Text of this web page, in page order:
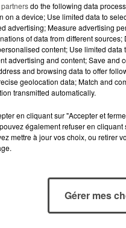
pollution. Elles
devraient être
aussi y avoir des
do the following data
on a device; Use limited data to
advertising; Measure advertising
of data from different
content; Use limited
advertising and content; Save and
and browsing data to offer
geolocation data; Match and
transmitted automatically.
en cliquant sur "Accepter et
également refuser en
mettre à jour vos choix, ou retirer
Gérer mes